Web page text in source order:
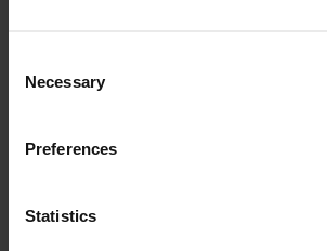
Selection
Necessary
Preferences
Statistics